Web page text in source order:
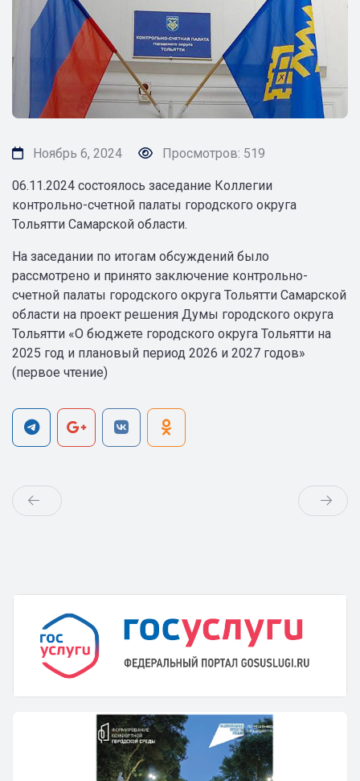
Ноябрь 6, 2024 Просмотров: 519
06.11.2024 состоялось заседание Коллегии
контрольно-счетной палаты городского округа
Тольятти Самарской области.
На заседании по итогам обсуждений было
рассмотрено и принято заключение контрольно-
счетной палаты городского округа Тольятти Самарской
области на проект решения Думы городского округа
Тольятти «О бюджете городского округа Тольятти на
2025 год и плановый период 2026 и 2027 годов»
(первое чтение)